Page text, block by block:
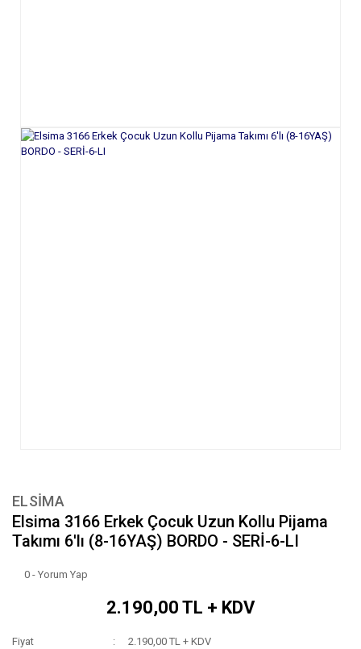
ELSİMA
Elsima 3166 Erkek Çocuk Uzun Kollu Pijama
Takımı 6'lı (8-16YAŞ) BORDO - SERİ-6-LI
0 - Yorum Yap
2.190,00 TL + KDV
Fiyat
2.190,00 TL + KDV